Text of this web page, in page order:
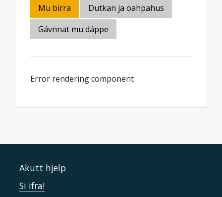
Mu birra
Dutkan ja oahpahus
Gávnnat mu dáppe
Error rendering component
Akutt hjelp
Si ifra!